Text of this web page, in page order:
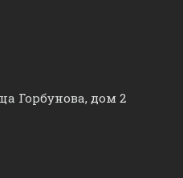
Горбунова, дом 2